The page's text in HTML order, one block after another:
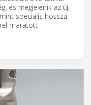
és megjelenik az új,
speciális hosszú
maratott